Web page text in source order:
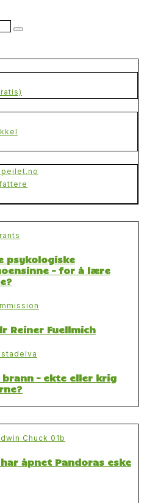
psykologiske
– for å lære
Reiner Fuellmich
– ekte eller krig
åpnet Pandoras eske